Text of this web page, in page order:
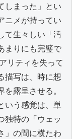
しまった」とい
ニメが持ってい
て生々しい「汚
まりにも完璧で
リティを失って
描写は、時に想
露呈させる。
いう感覚は、単
独特の「ウェッ
」の間に横たわ